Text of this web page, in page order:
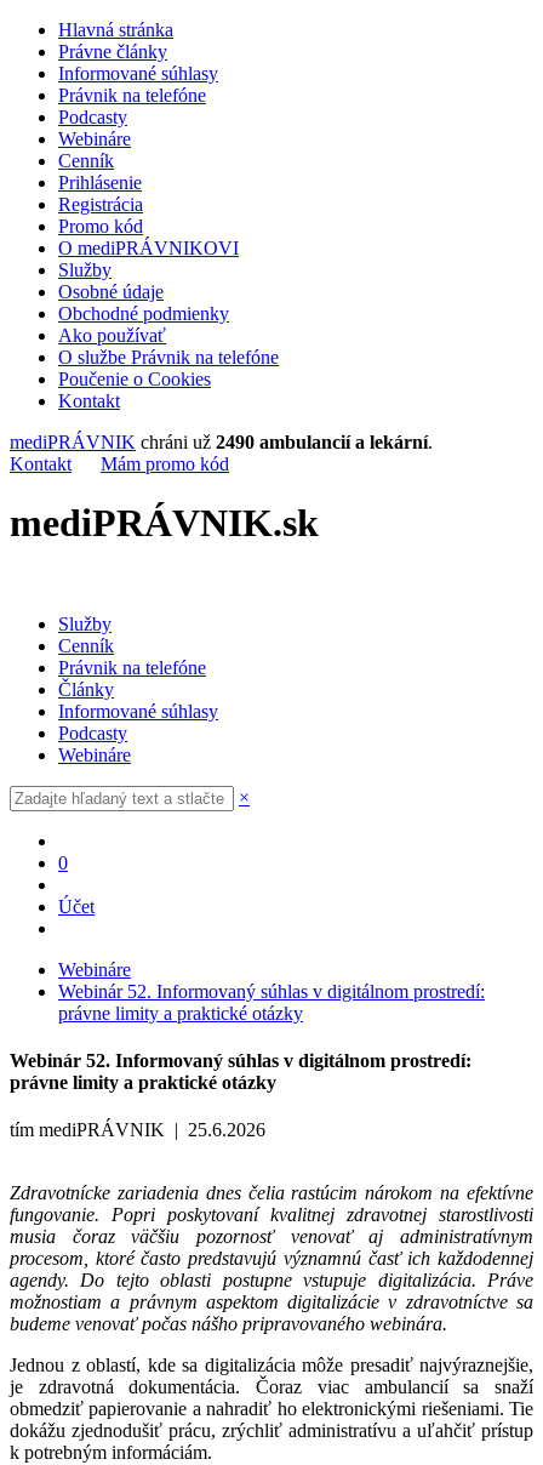
Hlavná stránka
Právne články
Informované súhlasy
Právnik na telefóne
Podcasty
Webináre
Cenník
Prihlásenie
Registrácia
Promo kód
O mediPRÁVNIKOVI
Služby
Osobné údaje
Obchodné podmienky
Ako používať
O službe Právnik na telefóne
Poučenie o Cookies
Kontakt
mediPRÁVNIK chráni už 2490 ambulancií a lekární.
Kontakt
Mám promo kód
mediPRÁVNIK.sk
Služby
Cenník
Právnik na telefóne
Články
Informované súhlasy
Podcasty
Webináre
×
0
Účet
Webináre
Webinár 52. Informovaný súhlas v digitálnom prostredí:
právne limity a praktické otázky
Webinár 52. Informovaný súhlas v digitálnom prostredí:
právne limity a praktické otázky
tím mediPRÁVNIK | 25.6.2026
Zdravotnícke zariadenia dnes čelia rastúcim nárokom na efektívne
fungovanie. Popri poskytovaní kvalitnej zdravotnej starostlivosti
musia čoraz väčšiu pozornosť venovať aj administratívnym
procesom, ktoré často predstavujú významnú časť ich každodennej
agendy. Do tejto oblasti postupne vstupuje digitalizácia. Práve
možnostiam a právnym aspektom digitalizácie v zdravotníctve sa
budeme venovať počas nášho pripravovaného webinára.
Jednou z oblastí, kde sa digitalizácia môže presadiť najvýraznejšie,
je zdravotná dokumentácia. Čoraz viac ambulancií sa snaží
obmedziť papierovanie a nahradiť ho elektronickými riešeniami. Tie
dokážu zjednodušiť prácu, zrýchliť administratívu a uľahčiť prístup
k potrebným informáciám.